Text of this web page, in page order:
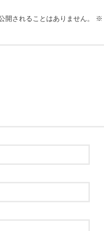
開されることはありません。 ※